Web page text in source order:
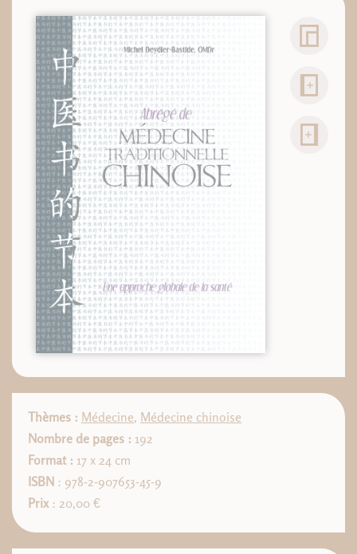
Thèmes : Médecine, Médecine chinoise
Nombre de pages : 192
Format : 17 x 24 cm
ISBN : 978-2-907653-45-9
Prix: 20,00 €